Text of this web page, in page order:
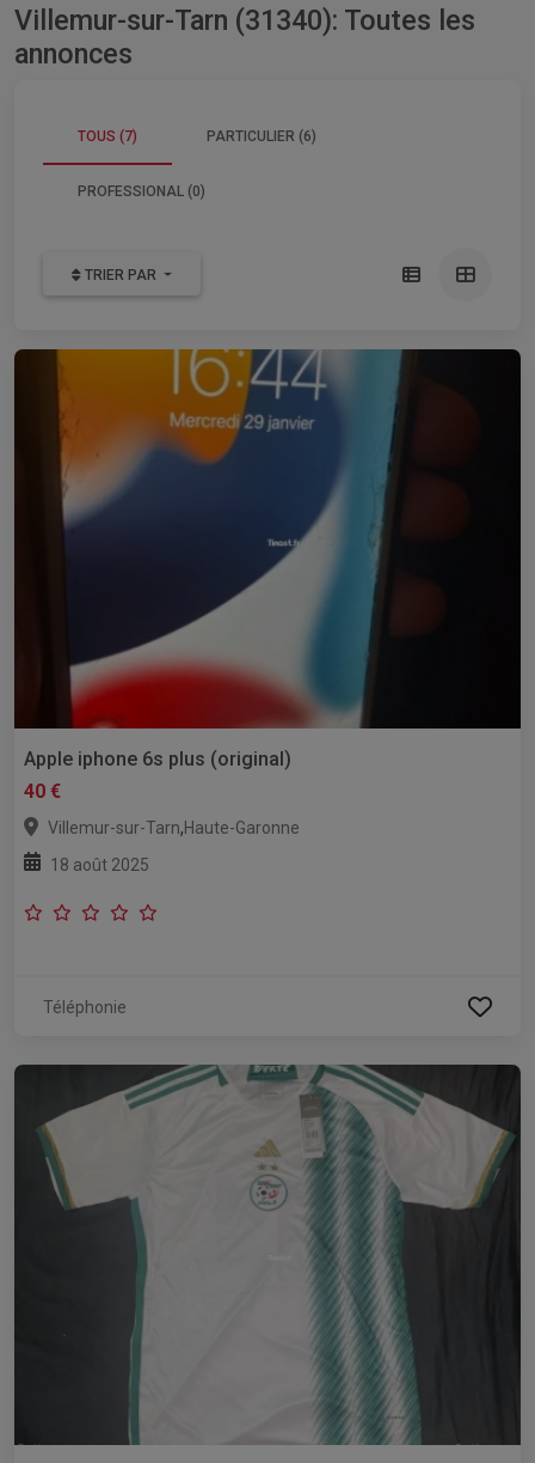
Villemur-sur-Tarn (31340): Toutes les
annonces
TOUS (7) PARTICULIER (6)
PROFESSIONAL (0)
TRIER PAR
Apple iphone 6s plus (original)
40 €
Villemur-sur-Tarn,Haute-Garonne
18 août 2025
Téléphonie